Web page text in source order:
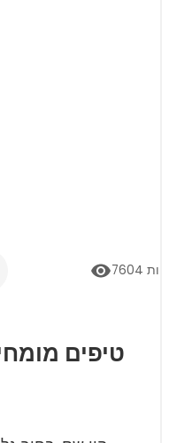
7604